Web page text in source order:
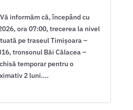
informăm că, începând cu
ora 07:00, trecerea la nivel
pe traseul Timișoara –
tronsonul Băi Călacea –
temporar pentru o
2 luni....